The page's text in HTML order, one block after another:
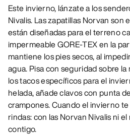
Este invierno, lánzate a los
Nivalis. Las zapatillas Norvan son
están diseñadas para el terreno
impermeable GORE-TEX en la
mantiene los pies secos, al
agua. Pisa con seguridad sobre
los tacos específicos para el
helada, añade clavos con punta
crampones. Cuando el invierno
rindas: con las Norvan Nivalis ni
contigo.